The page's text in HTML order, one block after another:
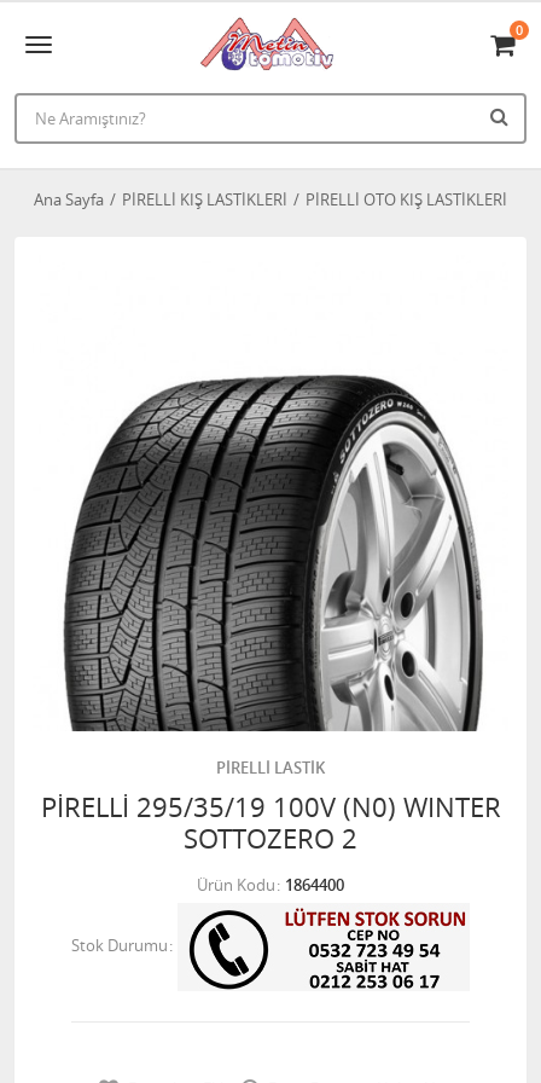
0
Ana Sayfa PİRELLİ KIŞ LASTİKLERİ PİRELLİ OTO KIŞ LASTİKLERİ
PİRELLİ LASTİK
PİRELLİ 295/35/19 100V (N0) WINTER
SOTTOZERO 2
Ürün Kodu 1864400
Stok Durumu